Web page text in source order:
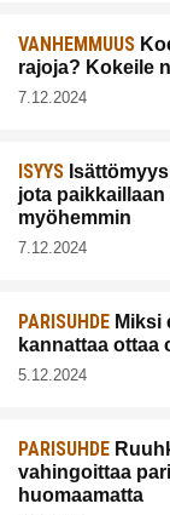
VANHEMMUUS
rajoja? Kokeile
7.12.2024
ISYYS
jota
myöhemmin
7.12.2024
PARISUHDE Miksi
kannattaa ottaa
5.12.2024
PARISUHDE
vahingoittaa
huomaamatta